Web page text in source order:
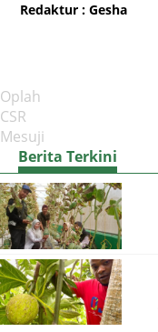
Redaktur : Gesha
Oplah
CSR
Mesuji
Berita Terkini